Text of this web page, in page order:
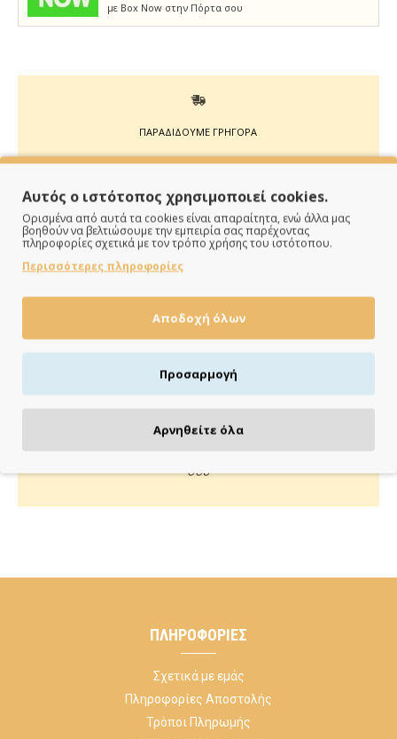
με Box Now στην Πόρτα σου
ΠΑΡΑΔΙΔΟΥΜΕ ΓΡΗΓΟΡΑ
ημέρες
Πιστωτική/χρεωστική κάρτα, αντικαταβολή ή κατάθεση
Κάλεσέ μας ή στείλε μας email για οποιαδήποτε απορία
σου
ΠΛΗΡΟΦΟΡΊΕΣ
Σχετικά με εμάς
Πληροφορίες Αποστολής
Τρόποι Πληρωμής
Αυτός ο ιστότοπος χρησιμοποιεί cookies.
Ορισμένα από αυτά τα cookies είναι απαραίτητα, ενώ άλλα μας
βοηθούν να βελτιώσουμε την εμπειρία σας παρέχοντας
πληροφορίες σχετικά με τον τρόπο χρήσης του ιστότοπου.
Περισσότερες πληροφορίες
Αποδοχή όλων
Προσαρμογή
Αρνηθείτε όλα